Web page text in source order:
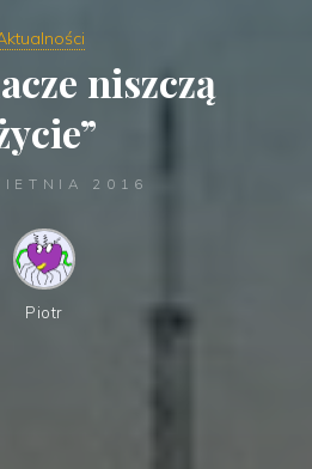
niszczą
2016
Piotr